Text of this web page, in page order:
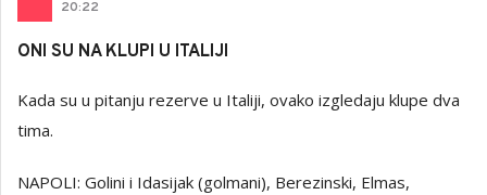
20:22
ONI SU NA KLUPI U ITALIJI
Kada su u pitanju rezerve u Italiji, ovako izgledaju klupe dva
tima.
NAPOLI: Golini i Idasijak (golmani), Berezinski, Elmas,